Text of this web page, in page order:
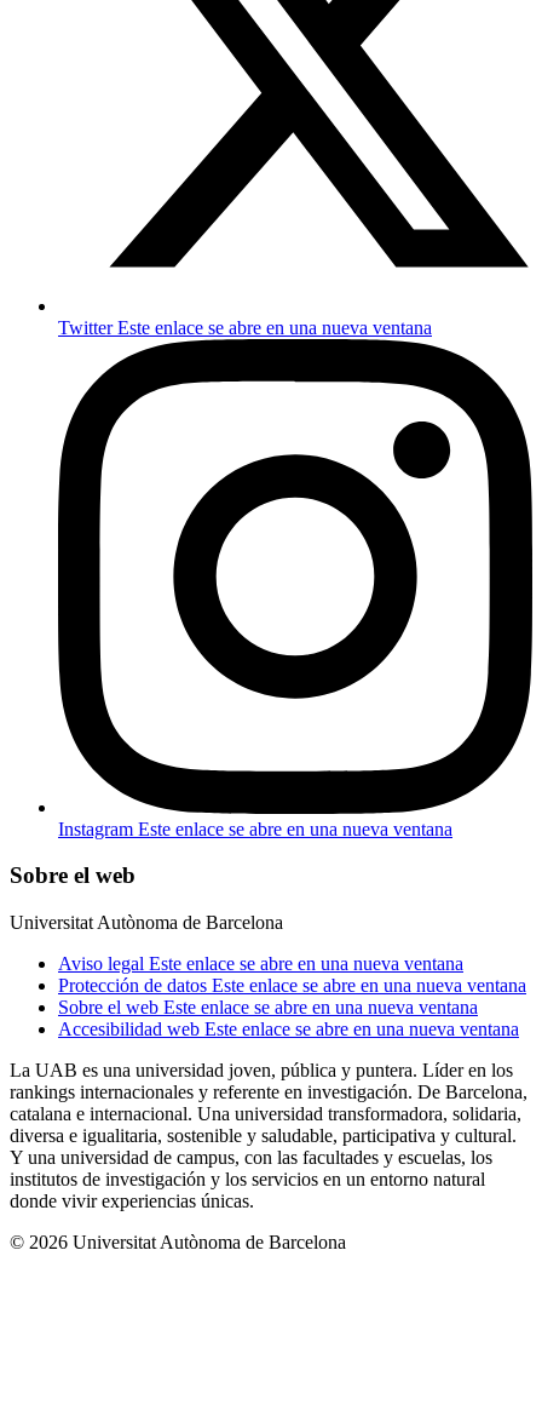
TwitterEste enlace se abre en una nueva ventana
Instagram Este enlace se abre en una nueva ventana
Sobre el web
Universitat Autònoma de Barcelona
Aviso legal Este enlace se abre en una nueva ventana
Protección de datos Este enlace se abre en una nueva ventana
Sobre el web Este enlace se abre en una nueva ventana
Accesibilidad web Este enlace se abre en una nueva ventana
La UAB es una universidad joven, pública y puntera. Líder en los
rankings internacionales y referente en investigación. De Barcelona,
catalana e internacional. Una universidad transformadora, solidaria,
diversa e igualitaria, sostenible y saludable, participativa y cultural.
Y una universidad de campus, con las facultades y escuelas, los
institutos de investigación y los servicios en un entorno natural
donde vivir experiencias únicas.
© 2026 Universitat Autònoma de Barcelona